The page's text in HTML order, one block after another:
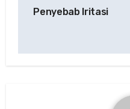
Penyebab Iritasi